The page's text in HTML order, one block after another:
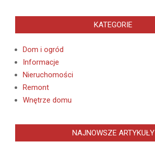
KATEGORIE
Dom i ogród
Informacje
Nieruchomości
Remont
Wnętrze domu
NAJNOWSZE ARTYKUŁY